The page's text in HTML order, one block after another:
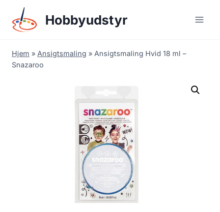
content
Hobbyudstyr
Hjem » Ansigtsmaling » Ansigtsmaling Hvid 18 ml –
Snazaroo